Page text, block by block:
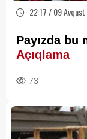
22:17 / 09
Payızda
Açıqlama
73